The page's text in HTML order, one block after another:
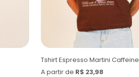
Tshirt Espresso Martini Caffeine
A partir de R$ 23,98